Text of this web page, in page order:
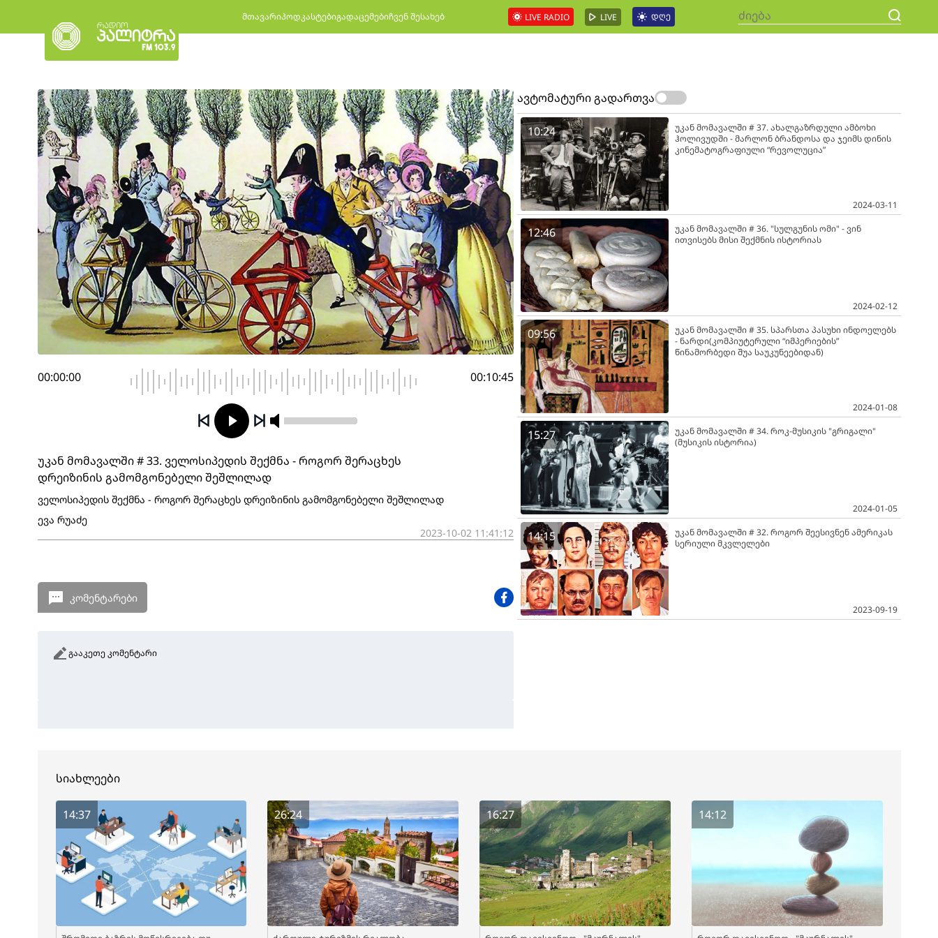
მთავარიპოდკასტებიგადაცემებიჩვენ შესახებ LIVE RADIO LIVE დღე
00:00:00 00:10:45
უკან მომავალში # 33. ველოსიპედის შექმნა - როგორ შერაცხეს
დრეიზინის გამომგონებელი შეშლილად
ველოსიპედის შექმნა - როგორ შერაცხეს დრეიზინის გამომგონებელი შეშლილად
ევა რუაძე
2023-10-02 11:41:12
კომენტარები
გააკეთე კომენტარი
ავტომატური გადართვა
10:24
უკან მომავალში # 37. ახალგაზრდული ამბოხი
ჰოლივუდში - მარლონ ბრანდოსა და ჯეიმს დინის
კინემატოგრაფიული “რევოლუცია”
2024-03-11
12:46
უკან მომავალში # 36. "სულგუნის ომი" - ვინ
ითვისებს მისი შექმნის ისტორიას
2024-02-12
09:56
უკან მომავალში # 35. სპარსთა პასუხი ინდოელებს
- ნარდი(კომპიუტერული “იმპერიების”
წინამორბედი შუა საუკუნეებიდან)
2024-01-08
15:27
უკან მომავალში # 34. როკ-მუსიკის "გრიგალი"
(მუსიკის ისტორია)
2024-01-05
14:15
უკან მომავალში # 32. როგორ შეესივნენ ამერიკას
სერიული მკვლელები
2023-09-19
სიახლეები
14:37 26:24 16:27 14:12